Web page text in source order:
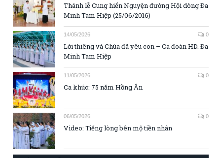
Thánh lễ Cung hiến Nguyện đường Hội dòng Đa
Minh Tam Hiệp (25/06/2016)
14/05/2026 0
Lời thiêng và Chúa đã yêu con – Ca đoàn HD. Đa
Minh Tam Hiệp
11/05/2026 0
Ca khúc: 75 năm Hồng Ân
06/05/2026 0
Video: Tiếng lòng bên mộ tiền nhân